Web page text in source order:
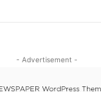
- Advertisement -